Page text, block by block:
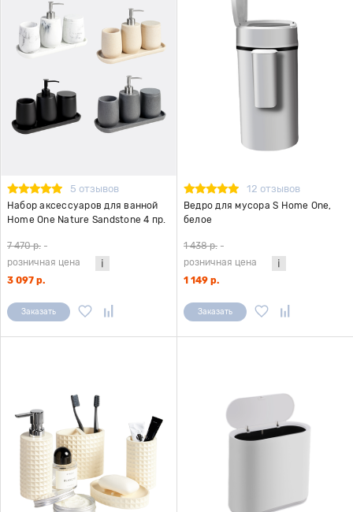
5 отзывов
Набор аксессуаров для ванной
Home One Nature Sandstone 4 пр.
7 470 р. -
розничная цена
3 097 р.
Заказать
12 отзывов
Ведро для мусора S Home One,
белое
1 438 р. -
розничная цена
1 149 р.
Заказать